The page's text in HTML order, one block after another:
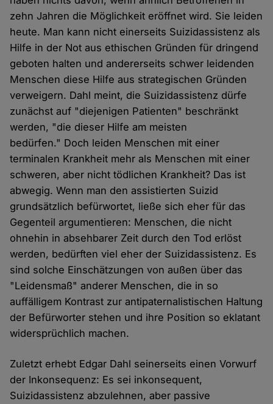
zehn Jahren die Möglichkeit eröffnet wird. Sie leiden
heute. Man kann nicht einerseits Suizidassistenz als
Hilfe in der Not aus ethischen Gründen für dringend
geboten halten und andererseits schwer leidenden
Menschen diese Hilfe aus strategischen Gründen
verweigern. Dahl meint, die Suizidassistenz dürfe
zunächst auf "diejenigen Patienten" beschränkt
werden, "die dieser Hilfe am meisten
bedürfen." Doch leiden Menschen mit einer
terminalen Krankheit mehr als Menschen mit einer
schweren, aber nicht tödlichen Krankheit? Das ist
abwegig. Wenn man den assistierten Suizid
grundsätzlich befürwortet, ließe sich eher für das
Gegenteil argumentieren: Menschen, die nicht
ohnehin in absehbarer Zeit durch den Tod erlöst
werden, bedürften viel eher der Suizidassistenz. Es
sind solche Einschätzungen von außen über das
"Leidensmaß" anderer Menschen, die in so
auffälligem Kontrast zur antipaternalistischen Haltung
der Befürworter stehen und ihre Position so eklatant
widersprüchlich machen.
Zuletzt erhebt Edgar Dahl seinerseits einen Vorwurf
der Inkonsequenz: Es sei inkonsequent,
Suizidassistenz abzulehnen, aber passive